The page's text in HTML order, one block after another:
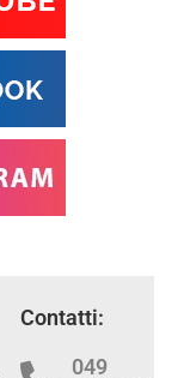
Contatti:
049